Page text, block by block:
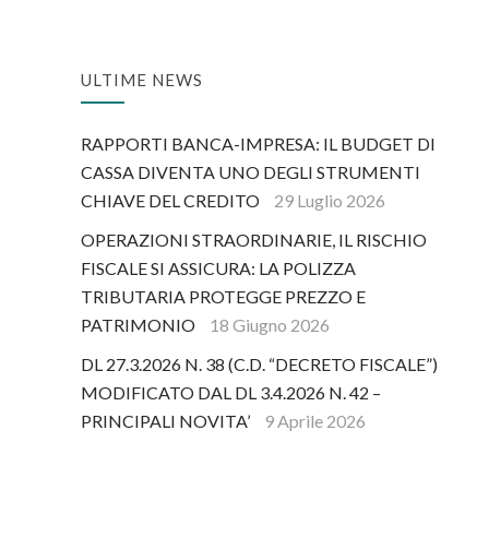
ULTIME NEWS
RAPPORTI BANCA-IMPRESA: IL BUDGET DI
CASSA DIVENTA UNO DEGLI STRUMENTI
CHIAVE DEL CREDITO
29 Luglio 2026
OPERAZIONI STRAORDINARIE, IL RISCHIO
FISCALE SI ASSICURA: LA POLIZZA
TRIBUTARIA PROTEGGE PREZZO E
PATRIMONIO
18 Giugno 2026
DL 27.3.2026 N. 38 (C.D. “DECRETO FISCALE”)
MODIFICATO DAL DL 3.4.2026 N. 42 –
PRINCIPALI NOVITA’
9 Aprile 2026